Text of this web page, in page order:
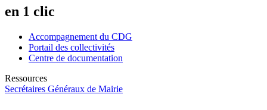
en 1 clic
Accompagnement du CDG
Portail des collectivités
Centre de documentation
Ressources
Secrétaires Généraux de Mairie